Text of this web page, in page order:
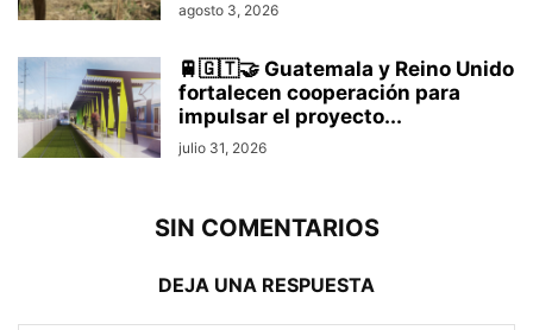
agosto 3, 2026
🚆🇬🇹🤝 Guatemala y Reino Unido
fortalecen cooperación para
impulsar el proyecto...
julio 31, 2026
SIN COMENTARIOS
DEJA UNA RESPUESTA